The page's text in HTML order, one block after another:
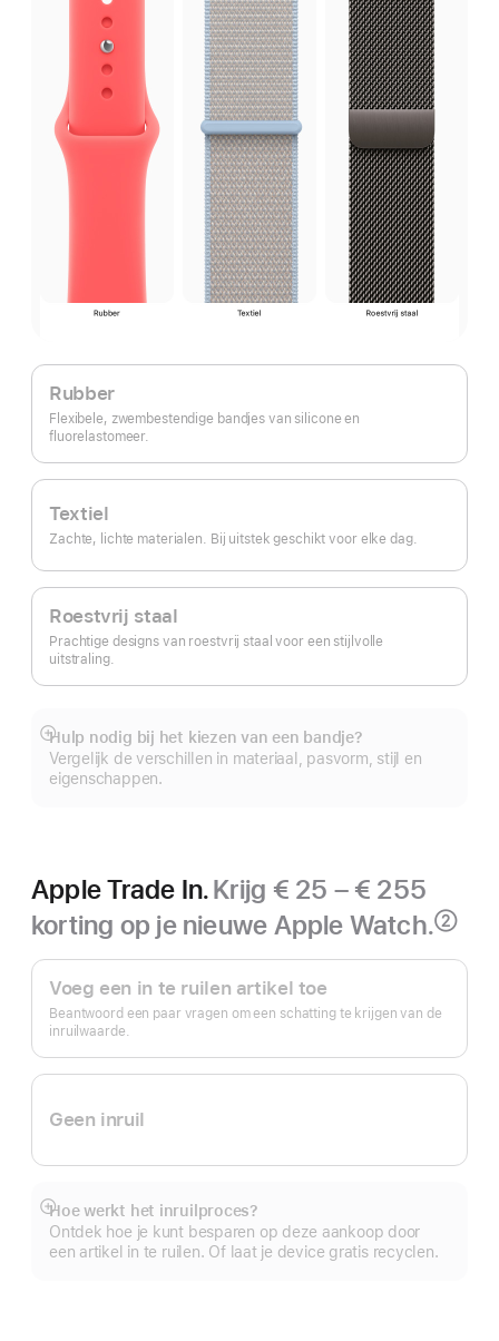
Rubber
Flexibele, zwembestendige bandjes van silicone en
fluorelastomeer.
Textiel
Zachte, lichte materialen. Bij uitstek geschikt voor elke dag.
Roestvrij staal
Prachtige designs van roestvrij staal voor een stijlvolle
uitstraling.
Hulp nodig bij het kiezen van een bandje?
Vergelijk de verschillen in materiaal, pasvorm, stijl en
eigenschappen.
Meer
Apple Trade In.Krijg € 25 – € 255
korting op je nieuwe Apple Watch.
Voetnoot
②
Apple Trade In.
Voeg een in te ruilen artikel toe
Beantwoord een paar vragen om een schatting te krijgen van de
inruilwaarde.
Geen inruil
Hoe werkt het inruilproces?
Ontdek hoe je kunt besparen op deze aankoop door
een artikel in te ruilen. Of laat je device gratis recyclen.
Meer